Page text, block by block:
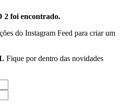
2 foi encontrado.
do Instagram Feed para criar um
Fique por dentro das novidades